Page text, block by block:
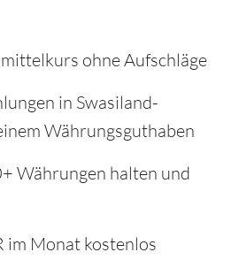
ohne Aufschläge
in Swasiland-
Währungsguthaben
Währungen halten und
im Monat kostenlos